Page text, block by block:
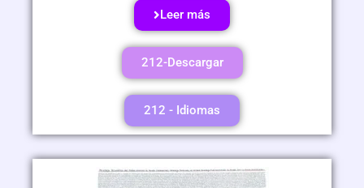
Leer más
212-Descargar
212 - Idiomas